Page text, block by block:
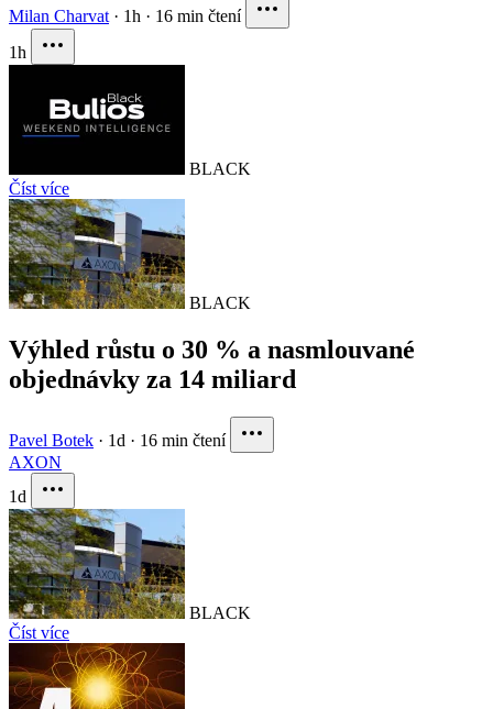
Milan Charvat · 1h · 16 min čtení
1h
BLACK
Číst více
BLACK
Výhled růstu o 30 % a nasmlouvané
objednávky za 14 miliard
Pavel Botek · 1d · 16 min čtení
AXON
1d
BLACK
Číst více